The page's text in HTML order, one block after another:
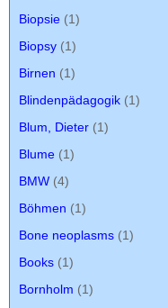
Biopsie (1)
Biopsy (1)
Birnen (1)
Blindenpädagogik (1)
Blum, Dieter (1)
Blume (1)
BMW (4)
Böhmen (1)
Bone neoplasms (1)
Books (1)
Bornholm (1)